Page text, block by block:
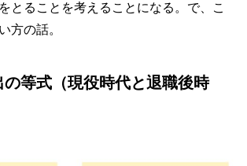
とることを考えることになる。で、こ
方の話。
等式（現役時代と退職後時